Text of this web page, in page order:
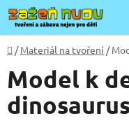
Přejít
na
obsah
Domů
/ Materiál na tvoření /
Model k
dinosaurus